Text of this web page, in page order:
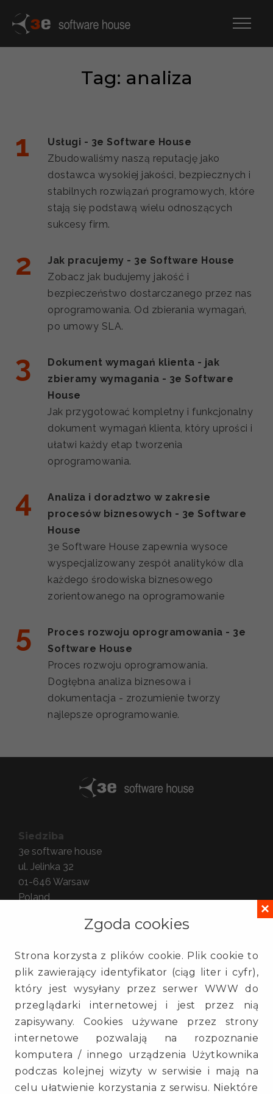
Zgoda cookies
Strona korzysta z plików cookie. Plik cookie to
plik zawierający identyfikator (ciąg liter i cyfr),
który jest wysyłany przez serwer WWW do
przeglądarki internetowej i jest przez nią
zapisywany. Cookies używane przez strony
internetowe pozwalają na rozpoznanie
komputera / innego urządzenia Użytkownika
podczas kolejnej wizyty w serwisie i mają na
celu ułatwienie korzystania z serwisu. Niektóre
×
Tag: analiza
Usługi - 3e Software House
Zbudowaliśmy naszą reputację jako
dostawca wysokiej jakości, bezpiecznych i
stabilnych rozwiązań programowych, które
stają się podstawą wielu odnoszących
sukcesy firm.
Jak pracujemy - 3e Software House
Zobacz jak budujemy jakość i
bezpieczeństwo dostarczanego przez nas
oprogramowania. Od zbierania wymagań,
po umowy SLA.
Dokument wymagań klienta - jak
zbieramy wymagania - 3e Software
House
Jak przygotować kompletny i funkcjonalny
dokument wymagań klienta, który uprości i
ułatwi każdy etap tworzenia
oprogramowania.
Analiza i doradztwo w zakresie
procesów biznesowych - 3e Software
House
3e Software House zapewnia wysoce
wyspecjalizowany zespół analityków dla
każdego środowiska biznesowego
zorientowanego na oprogramowanie
Proces rozwoju oprogramowania - 3e
Software House
Proces rozwoju oprogramowania.
Dogłębna analiza biznesowa i
dokumentacja - zrozumienie tworzy
najlepsze oprogramowanie.
Siedziba
3e software house
ul. Jelinka 32
01-646 Warsaw
Poland
ul. Gdańska 54 lok. 409
90-612 Łódź
Poland
Kontakt
(+48) 725 935 000
info@3e.pl
www.3e.pl